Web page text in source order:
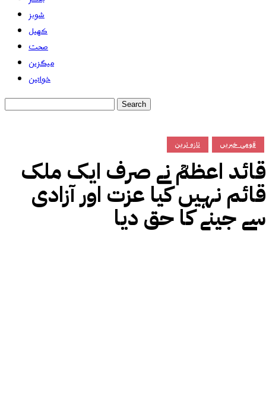
شوبز
کھیل
صحت
میگزین
خواتین
تازہ ترین قومی خبریں
قائد اعظمؒ نے صرف ایک ملک
قائم نہیں کیا عزت اور آزادی
سے جینے کا حق دیا